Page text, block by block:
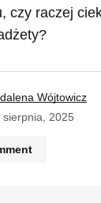
czy raczej
Wójtowicz
sierpnia, 2025